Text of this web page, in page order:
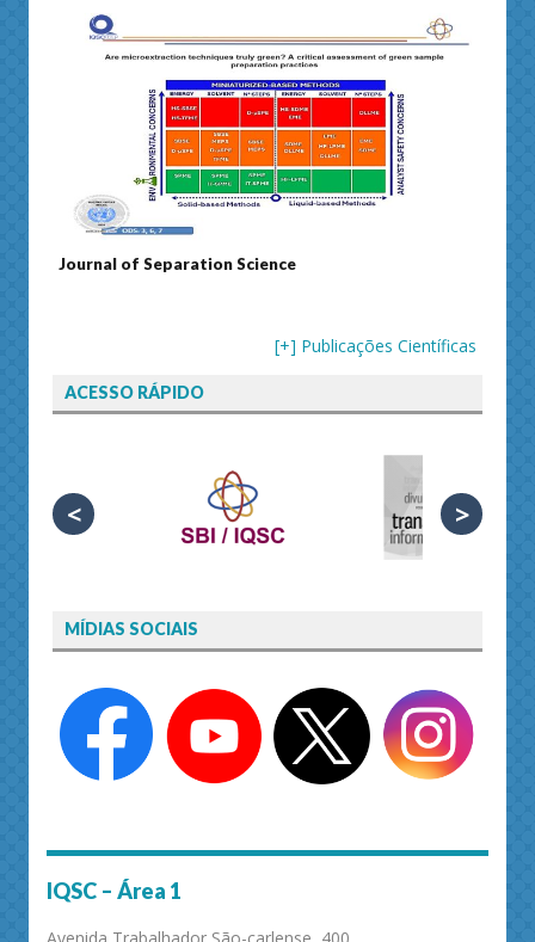
Journal of Separation Science
[+] Publicações Científicas
ACESSO RÁPIDO
< >
MÍDIAS SOCIAIS
IQSC – Área 1